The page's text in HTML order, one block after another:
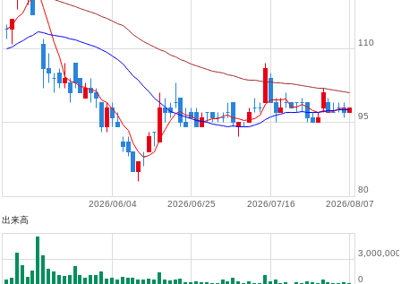
2026/08/07
2026/07/16
2026/06/25
2026/06/04
80
95
110
出来高
0
3,000,000